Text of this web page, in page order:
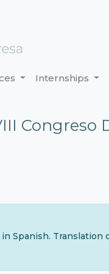
Internships
Congreso
Spanish. Translation